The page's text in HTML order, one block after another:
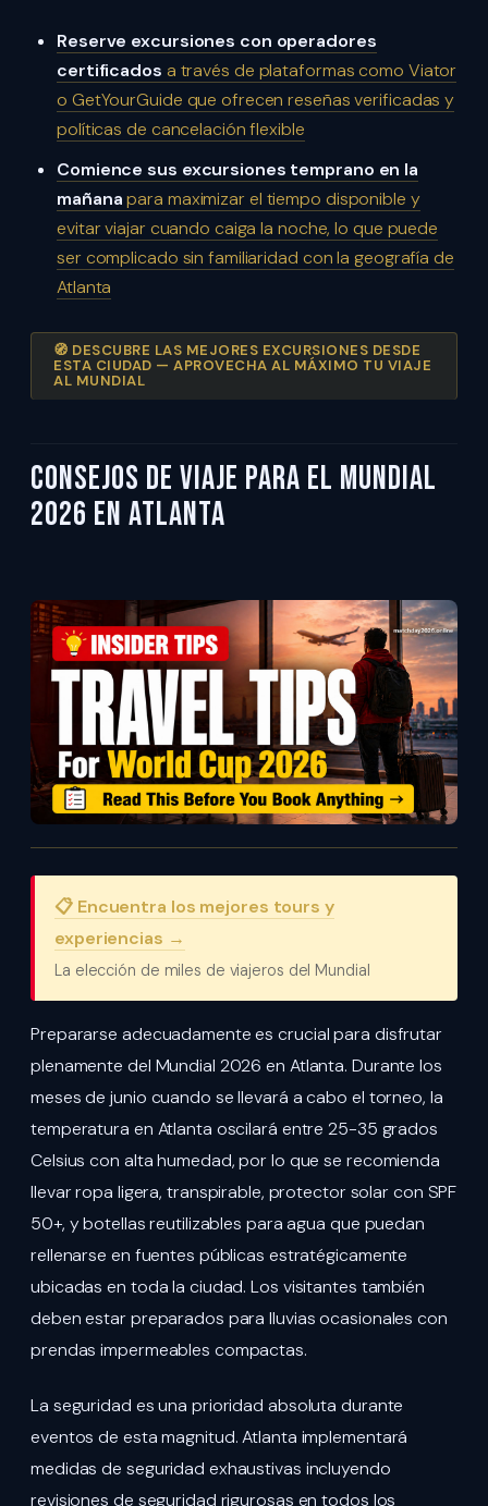
Reserve excursiones con operadores
certificados a través de plataformas como Viator
o GetYourGuide que ofrecen reseñas verificadas y
políticas de cancelación flexible
Comience sus excursiones temprano en la
mañanapara maximizar el tiempo disponible y
evitar viajar cuando caiga la noche, lo que puede
ser complicado sin familiaridad con la geografía de
Atlanta
🧭 DESCUBRE LAS MEJORES EXCURSIONES DESDE
ESTA CIUDAD — APROVECHA AL MÁXIMO TU VIAJE
AL MUNDIAL
Consejos de Viaje para el Mundial
2026 en Atlanta
📋 Encuentra los mejores tours y
experiencias →
La elección de miles de viajeros del Mundial
Prepararse adecuadamente es crucial para disfrutar
plenamente del Mundial 2026 en Atlanta. Durante los
meses de junio cuando se llevará a cabo el torneo, la
temperatura en Atlanta oscilará entre 25-35 grados
Celsius con alta humedad, por lo que se recomienda
llevar ropa ligera, transpirable, protector solar con SPF
50+, y botellas reutilizables para agua que puedan
rellenarse en fuentes públicas estratégicamente
ubicadas en toda la ciudad. Los visitantes también
deben estar preparados para lluvias ocasionales con
prendas impermeables compactas.
La seguridad es una prioridad absoluta durante
eventos de esta magnitud. Atlanta implementará
medidas de seguridad exhaustivas incluyendo
revisiones de seguridad rigurosas en todos los